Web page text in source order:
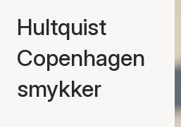
Hultquist
Copenhagen
smykker